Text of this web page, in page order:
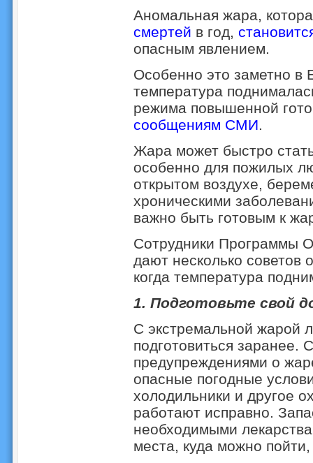
Аномальная жара,
смертей в год,
опасным явлением.
Особенно это заметно в
температура
режима повышенной
сообщениям СМИ.
Жара может быстро
особенно для пожилых
открытом воздухе,
хроническими
важно быть готовым к
Сотрудники
дают несколько советов
когда температура
1. Подготовьте свой
С экстремальной жарой
подготовиться заранее.
предупреждениями о
опасные погодные
холодильники и другое
работают исправно.
необходимыми
места, куда можно